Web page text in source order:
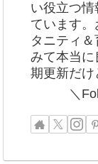
い役立つ情
ています
タニティ
みて本当に
期更新だけ
＼